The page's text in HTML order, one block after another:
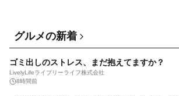
11時間前
育むフィッシングツアー「わんぱく釣りごろつ
られごろ」の参加小学生を募集
テレビ新広島
11時間前
「葬送のフリーレン」とコラボしたリアル脱出
ゲーム最新作『魔族潜む村からの脱出』 フリー
き下ろしメインビジュアル公開
12時間前
いよいよ明日から！「ニジゲンノモリ」が静岡
グルメの新着
ゴミ出しのストレス、まだ抱えてますか？
LivelyLifeライブリーライフ株式会社
8時間前